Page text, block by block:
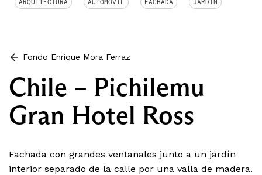
Fondo Enrique Mora Ferraz
Chile – Pichilemu
Gran Hotel Ross
Fachada con grandes ventanales junto a un jardín
interior separado de la calle por una valla de madera.